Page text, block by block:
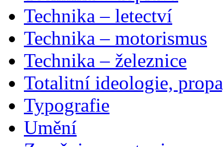
Technika – letectví
Technika – motorismus
Technika – železnice
Totalitní ideologie,
Typografie
Umění